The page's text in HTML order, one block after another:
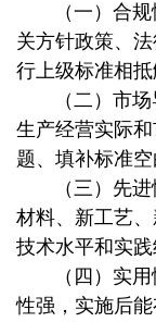
（一）合规
关方针政策、
行上级标准相抵
（二）市场
生产经营实际
题、填补标准空
（三）先进
材料、新工艺
技术水平和实践
（四）实用
性强，实施后